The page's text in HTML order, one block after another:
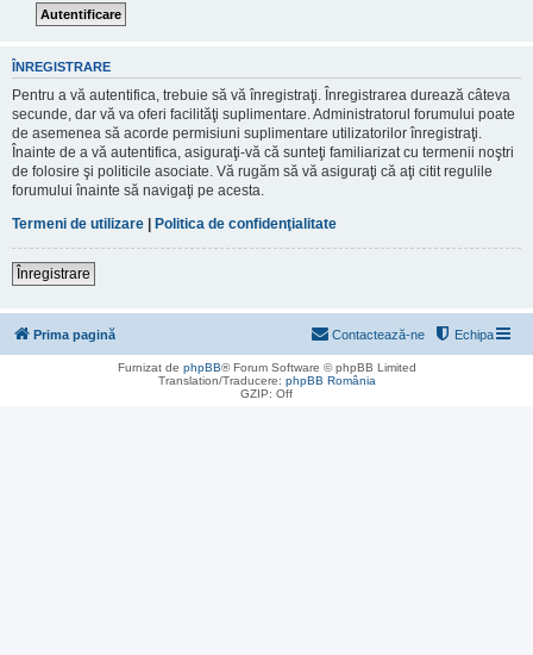
ÎNREGISTRARE
Pentru a vă autentifica, trebuie să vă înregistraţi. Înregistrarea durează câteva
secunde, dar vă va oferi facilităţi suplimentare. Administratorul forumului poate
de asemenea să acorde permisiuni suplimentare utilizatorilor înregistraţi.
Înainte de a vă autentifica, asiguraţi-vă că sunteţi familiarizat cu termenii noştri
de folosire şi politicile asociate. Vă rugăm să vă asiguraţi că aţi citit regulile
forumului înainte să navigaţi pe acesta.
Termeni de utilizare | Politica de confidenţialitate
Înregistrare
Prima pagină Echipa
Contactează-ne
Furnizat de phpBB® Forum Software © phpBB Limited
Translation/Traducere: phpBB România
GZIP: Off